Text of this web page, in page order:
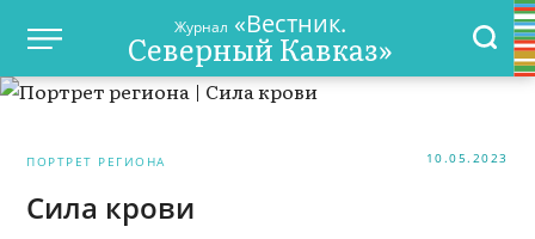
Журнал «Вестник.
Северный Кавказ»
ПОРТРЕТ РЕГИОНА 10.05.2023
Сила крови